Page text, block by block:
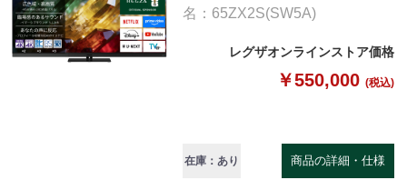
名：65ZX2S(SW5A)
レグザオンラインストア価格
￥550,000 (税込)
在庫：あり 商品の詳細・仕様